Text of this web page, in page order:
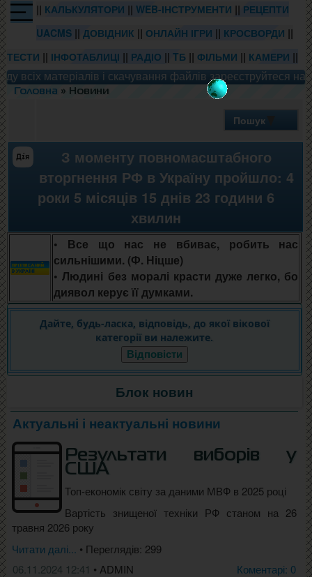
|| КАЛЬКУЛЯТОРИ ||WEB-ІНСТРУМЕНТИ || РЕЦЕПТИ
UACMS ||ДОВІДНИК || ОНЛАЙН ІГРИ || КРОСВОРДИ ||
ТЕСТИ || ІНФОТАБЛИЦІ || РАДІО ||TБ ||ФІЛЬМИ || КАМЕРИ ||
матеріалів і скачування файлів зареєструйтеся на
Головна » Новини
Пошук
З моменту повномасштабного
вторгнення РФ в Україну пройшло: 4
роки 5 місяців 15 днів 23 години 6
хвилин
• Все що нас не вбиває, робить нас
сильнішими. (Ф. Ніцше)
• Людині без моралі красти дуже легко, бо
диявол керує її думками.
Дайте, будь-ласка, відповідь, до якої вікової
категорії ви належите.
Відповісти
Блок новин
Актуальні і неактуальні новини
Результати виборів у
США
Топ-економік світу за даними МВФ в 2025 році
Вартість знищеної техніки РФ станом на 26
травня 2026 року
Читати далі... • Переглядів: 299
06.11.2024 12:41 • ADMIN Коментарі: 0